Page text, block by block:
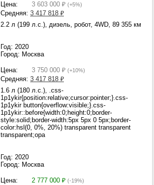
Цена: 3 603 000 ₽ (+5%)
Средняя: 3 417 818 ₽
2.2 л (199 л.с.), дизель, робот, 4WD, 89 355 км
Год: 2020
Город: Москва
Цена: 3 750 000 ₽ (+10%)
Средняя: 3 417 818 ₽
1.6 л (180 л.с.), .css-
1p1ykir{position:relative;cursor:pointer;}.css-
1p1ykir button{overflow:visible;}.css-
1p1ykir::before{width:0;height:0;border-
style:solid;border-width:5px 5px 0 5px;border-
color:hsl(0, 0%, 20%) transparent transparent
transparent;opa
Год: 2020
Город: Москва
Цена: 2 777 000 ₽ (-19%)